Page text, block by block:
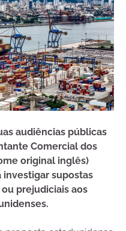
audiências públicas
Comercial dos
original inglês)
investigar supostas
prejudiciais aos